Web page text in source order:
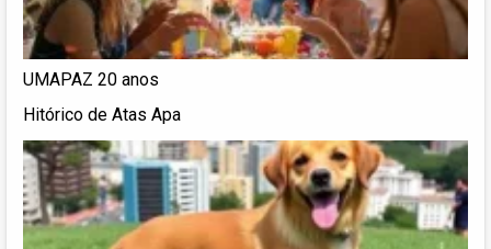
UMAPAZ 20 anos
Hitórico de Atas Apa